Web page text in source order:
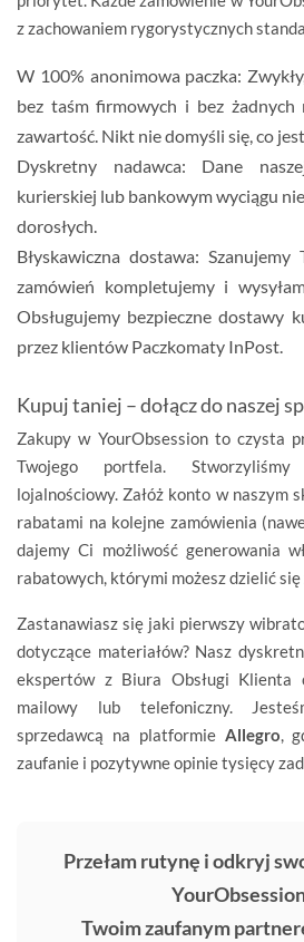
z zachowaniem rygorystycznych
W 100% anonimowa paczka:
bez taśm firmowych i bez żadnych
zawartość. Nikt nie domyśli się, co
Dyskretny nadawca: Dane
kurierskiej lub bankowym wyciągu
dorosłych.
Błyskawiczna dostawa: Szanujemy
zamówień kompletujemy i
Obsługujemy bezpieczne dostawy
przez klientów Paczkomaty InPost.
Kupuj taniej – dołącz do naszej
Zakupy w YourObsession to czysta
Twojego portfela.
lojalnościowy. Załóż konto w naszym
rabatami na kolejne zamówienia
dajemy Ci możliwość generowania
rabatowych, którymi możesz dzielić
Zastanawiasz się jaki pierwszy
dotyczące materiałów? Nasz
ekspertów z Biura Obsługi Klienta
mailowy lub telefoniczny.
sprzedawcą na platformie Allegro,
zaufanie i pozytywne opinie tysięcy
Przełam rutynę i odkryj
Twoim zaufanym